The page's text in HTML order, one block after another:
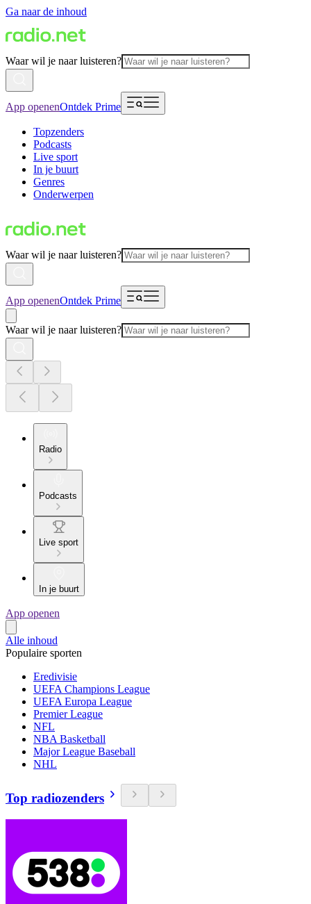
Ga naar de inhoud
Waar wil je naar luisteren?
App openenOntdek Prime
Topzenders
Podcasts
Live sport
In je buurt
Genres
Onderwerpen
Waar wil je naar luisteren?
App openenOntdek Prime
Waar wil je naar luisteren?
Radio
Podcasts
Live sport
In je buurt
App openen
Alle inhoud
Populaire sporten
Eredivisie
UEFA Champions League
UEFA Europa League
Premier League
NFL
NBA Basketball
Major League Baseball
NHL
Top radiozenders